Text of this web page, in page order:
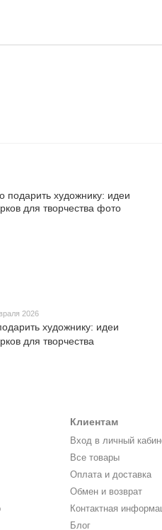
2026
художнику: идеи
для творчества
Клиентам
Вход в личный
Все товары
Оплата и доставка
Обмен и возврат
Контактная
Блог